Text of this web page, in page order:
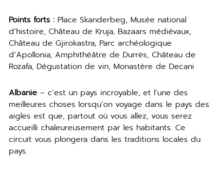
Points forts :Place Skanderbeg, Musée national
d’histoire, Château de Kruja, Bazaars médiévaux,
Château de Gjirokastra, Parc archéologique
d’Apollonia, Amphithéâtre de Durrës, Château de
Rozafa, Dégustation de vin, Monastère de Decani
Albanie– c’est un pays incroyable, et l’une des
meilleures choses lorsqu’on voyage dans le pays des
aigles est que, partout où vous allez, vous serez
accueilli chaleureusement par les habitants. Ce
circuit vous plongera dans les traditions locales du
pays.